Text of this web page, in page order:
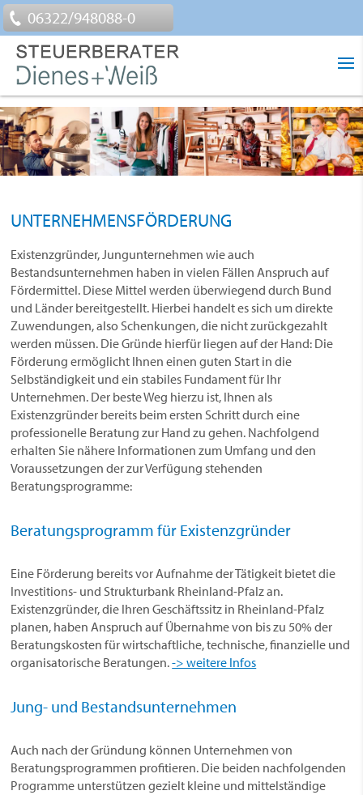
06322/948088-0
UNTERNEHMENSFÖRDERUNG
Existenzgründer, Jungunternehmen wie auch
Bestandsunternehmen haben in vielen Fällen Anspruch auf
Fördermittel. Diese Mittel werden überwiegend durch Bund
und Länder bereitgestellt. Hierbei handelt es sich um direkte
Zuwendungen, also Schenkungen, die nicht zurückgezahlt
werden müssen. Die Gründe hierfür liegen auf der Hand: Die
Förderung ermöglicht Ihnen einen guten Start in die
Selbständigkeit und ein stabiles Fundament für Ihr
Unternehmen. Der beste Weg hierzu ist, Ihnen als
Existenzgründer bereits beim ersten Schritt durch eine
professionelle Beratung zur Hand zu gehen. Nachfolgend
erhalten Sie nähere Informationen zum Umfang und den
Voraussetzungen der zur Verfügung stehenden
Beratungsprogramme:
Beratungsprogramm für Existenzgründer
Eine Förderung bereits vor Aufnahme der Tätigkeit bietet die
Investitions- und Strukturbank Rheinland-Pfalz an.
Existenzgründer, die Ihren Geschäftssitz in Rheinland-Pfalz
planen, haben Anspruch auf Übernahme von bis zu 50% der
Beratungskosten für wirtschaftliche, technische, finanzielle und
organisatorische Beratungen.-> weitere Infos
Jung- und Bestandsunternehmen
Auch nach der Gründung können Unternehmen von
Beratungsprogrammen profitieren. Die beiden nachfolgenden
Programme unterstützen gezielt kleine und mittelständige